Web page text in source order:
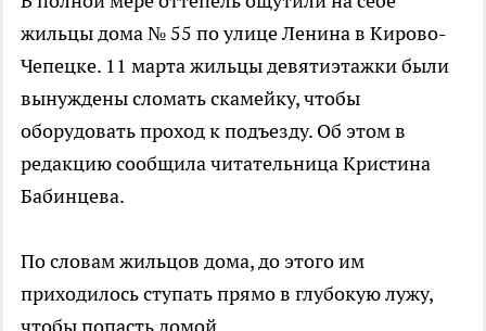
жильцы дома № 55 по улице Ленина в Кирово-
Чепецке. 11 марта жильцы девятиэтажки были
вынуждены сломать скамейку, чтобы
оборудовать проход к подъезду. Об этом в
редакцию сообщила читательница Кристина
Бабинцева.
По словам жильцов дома, до этого им
приходилось ступать прямо в глубокую лужу,